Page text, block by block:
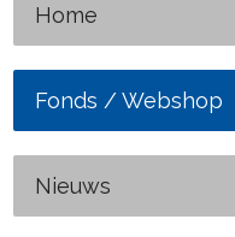
Home
Fonds / Webshop
Nieuws